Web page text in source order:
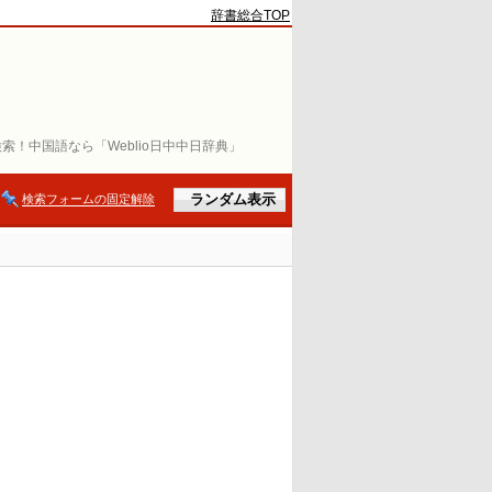
！中国語なら「Weblio日中中日辞典」
辞書総合TOP
検索フォームの固定解除